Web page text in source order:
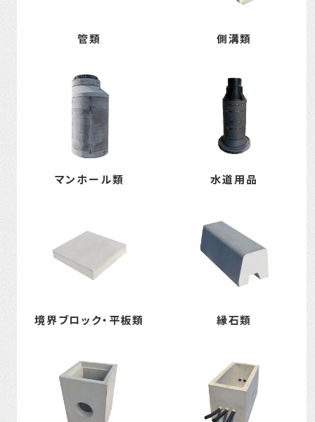
管類 側溝類
マンホール類 水道用品
境界ブロック・平板類 縁石類